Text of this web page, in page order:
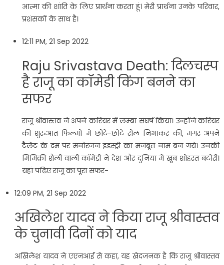
आत्मा की शांति के लिए प्रार्थना करता हूं। मेरी प्रार्थना उनके परिवार,
प्रशंसकों के साथ है।
12:11 PM, 21 Sep 2022
Raju Srivastava Death: दिलचस्प
है राजू का कॉमेडी किंग बनने का
सफर
राजू श्रीवास्तव ने अपने करियर में लम्बा संघर्ष किया। उन्होंने करियर
की शुरुआत फिल्मों में छोटे-छोटे रोल निभाकर की, मगर अपने
टैलेंट के दम पर मनोरंजन इंडस्ट्री का मजबूत नाम बन गये। उनकी
मिमिक्री शैली वाली कॉमेडी ने देश और दुनिया में खूब शोहरत बटोरी।
यहां पढ़िए राजू का पूरा सफर-
12:09 PM, 21 Sep 2022
अखिलेश यादव ने किया राजू श्रीवास्तव
के चुनावी दिनों को याद
अखिलेश यादव ने एएनआई से कहा, यह खेदजनक है कि राजू श्रीवास्तव